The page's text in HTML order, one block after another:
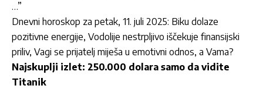
…”
Dnevni horoskop za petak, 11. juli 2025: Biku dolaze
pozitivne energije, Vodolije nestrpljivo iščekuje finansijski
priliv, Vagi se prijatelj miješa u emotivni odnos, a Vama?
Najskuplji izlet: 250.000 dolara samo da vidite
Titanik